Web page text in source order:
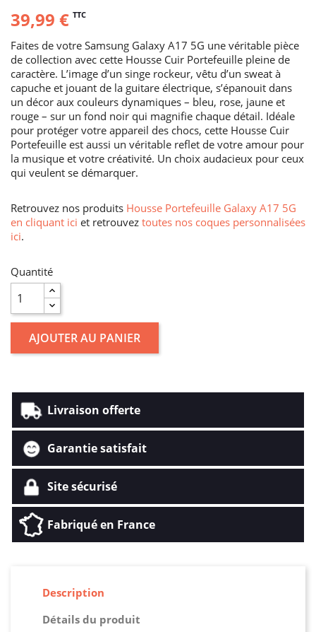
39,99 € TTC
Faites de votre Samsung Galaxy A17 5G une véritable pièce
de collection avec cette Housse Cuir Portefeuille pleine de
caractère. L’image d’un singe rockeur, vêtu d’un sweat à
capuche et jouant de la guitare électrique, s’épanouit dans
un décor aux couleurs dynamiques – bleu, rose, jaune et
rouge – sur un fond noir qui magnifie chaque détail. Idéale
pour protéger votre appareil des chocs, cette Housse Cuir
Portefeuille est aussi un véritable reflet de votre amour pour
la musique et votre créativité. Un choix audacieux pour ceux
qui veulent se démarquer.
Retrouvez nos produits Housse Portefeuille Galaxy A17 5G
en cliquant ici et retrouvez toutes nos coques personnalisées
ici.
Quantité
AJOUTER AU PANIER
Livraison offerte
Garantie satisfait
Site sécurisé
Fabriqué en France
Description
Détails du produit